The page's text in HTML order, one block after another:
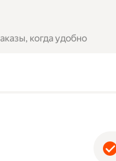
когда удобно